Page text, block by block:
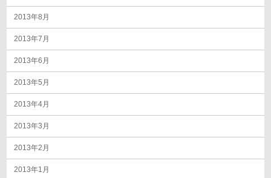
2013年8月
2013年7月
2013年6月
2013年5月
2013年4月
2013年3月
2013年2月
2013年1月